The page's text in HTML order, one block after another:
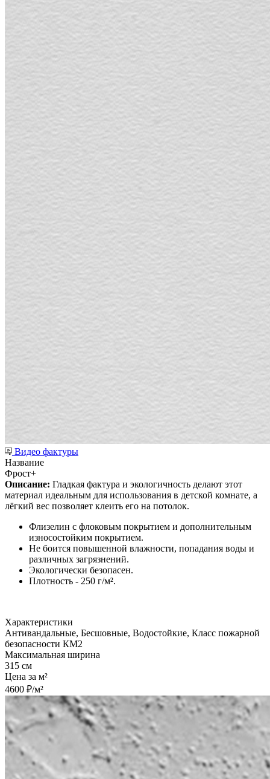
Видео фактуры
Название
Фрост+
Описание: Гладкая фактура и экологичность делают этот
материал идеальным для использования в детской комнате, а
лёгкий вес позволяет клеить его на потолок.
Флизелин с флоковым покрытием и дополнительным
износостойким покрытием.
Не боится повышенной влажности, попадания воды и
различных загрязнений.
Экологически безопасен.
Плотность - 250 г/м².
Характеристики
Антивандальные, Бесшовные, Водостойкие, Класс пожарной
безопасности КМ2
Максимальная ширина
315 см
Цена за м²
4600 ₽/м²